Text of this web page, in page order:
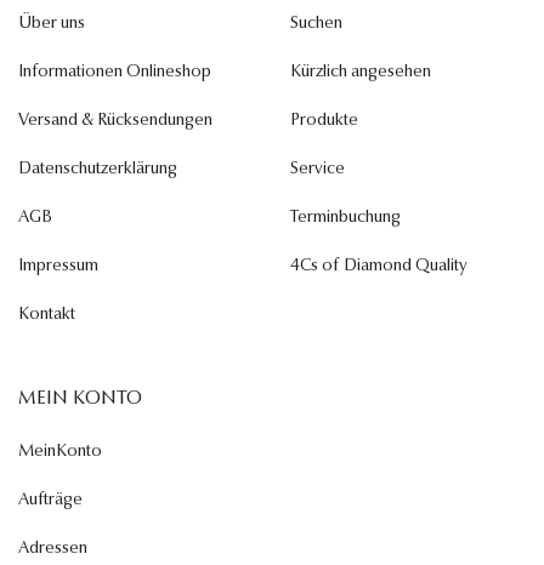
Über uns
Informationen Onlineshop
Versand & Rücksendungen
Datenschutzerklärung
AGB
Impressum
Kontakt
Suchen
Kürzlich angesehen
Produkte
Service
Terminbuchung
4Cs of Diamond Quality
MEIN KONTO
MeinKonto
Aufträge
Adressen